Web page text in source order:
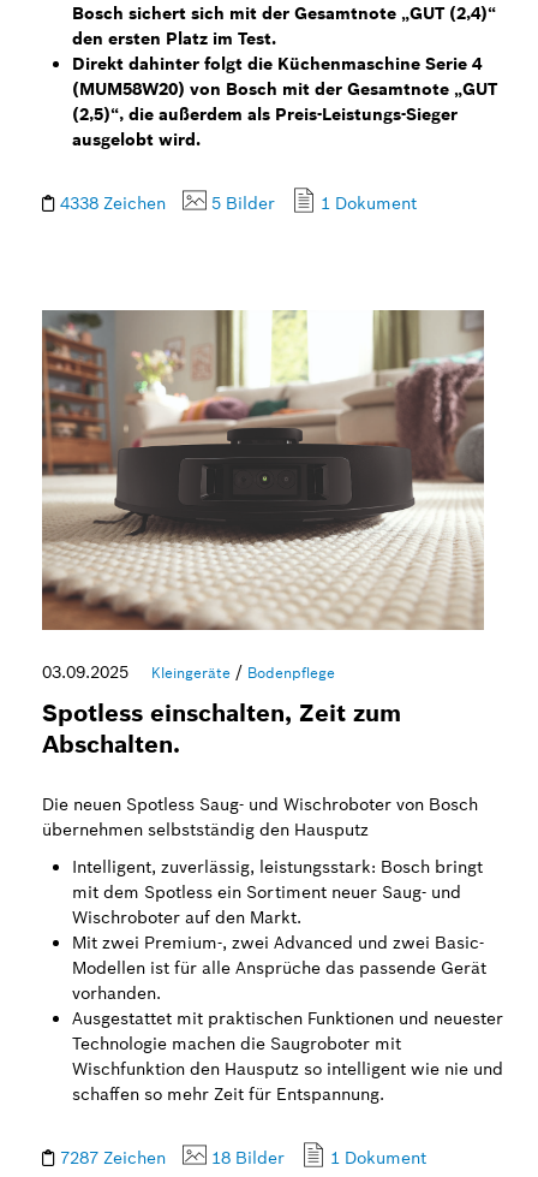
Bosch sichert sich mit der Gesamtnote „GUT (2,4)“
den ersten Platz im Test.
Direkt dahinter folgt die Küchenmaschine Serie 4
(MUM58W20) von Bosch mit der Gesamtnote „GUT
(2,5)“, die außerdem als Preis-Leistungs-Sieger
ausgelobt wird.
4338 Zeichen 5 Bilder 1 Dokument
03.09.2025 Kleingeräte / Bodenpflege
Spotless einschalten, Zeit zum
Abschalten.
Die neuen Spotless Saug- und Wischroboter von Bosch
übernehmen selbstständig den Hausputz
Intelligent, zuverlässig, leistungsstark: Bosch bringt
mit dem Spotless ein Sortiment neuer Saug- und
Wischroboter auf den Markt.
Mit zwei Premium-, zwei Advanced und zwei Basic-
Modellen ist für alle Ansprüche das passende Gerät
vorhanden.
Ausgestattet mit praktischen Funktionen und neuester
Technologie machen die Saugroboter mit
Wischfunktion den Hausputz so intelligent wie nie und
schaffen so mehr Zeit für Entspannung.
7287 Zeichen 18 Bilder 1 Dokument